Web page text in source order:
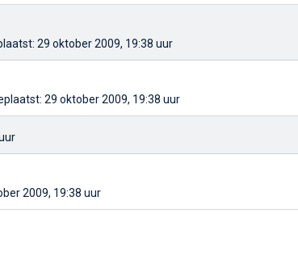
29 oktober 2009, 19:38 uur
29 oktober 2009, 19:38 uur
2009, 19:38 uur